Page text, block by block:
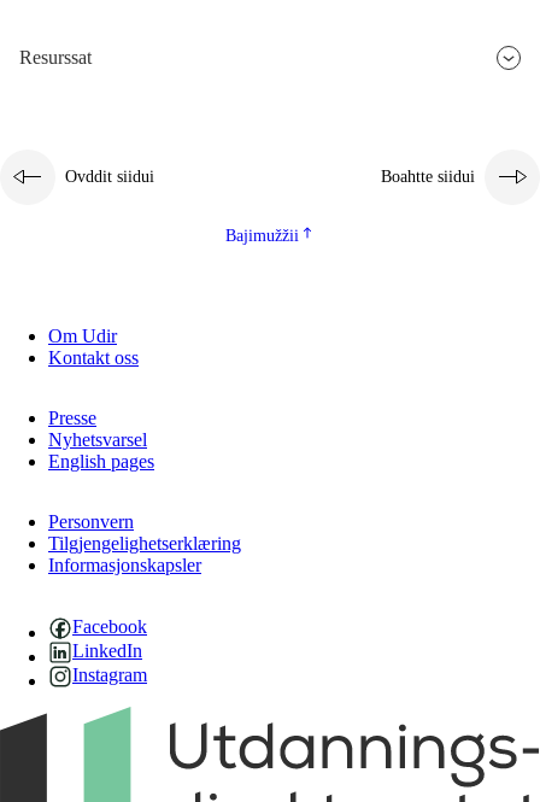
Resurssat
Ovddit siidui Boahtte siidui
Bajimužžii
Om Udir
Kontakt oss
Presse
Nyhetsvarsel
English pages
Personvern
Tilgjengelighetserklæring
Informasjonskapsler
Facebook
LinkedIn
Instagram